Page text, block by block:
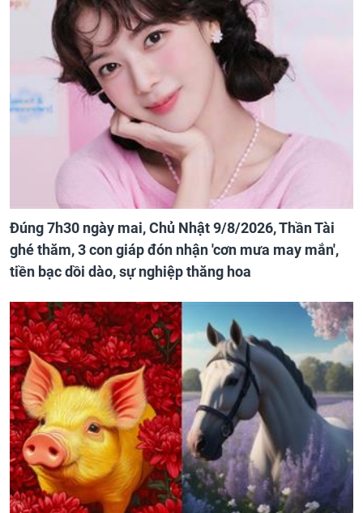
Đúng 7h30 ngày mai, Chủ Nhật 9/8/2026, Thần Tài
ghé thăm, 3 con giáp đón nhận 'cơn mưa may mắn',
tiền bạc dồi dào, sự nghiệp thăng hoa